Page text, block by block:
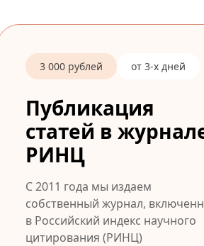
3 000 рублей от 3-х дней
Публикация
статей в
РИНЦ
С 2011 года мы издаем
собственный журнал,
в Российский индекс научного
цитирования (РИНЦ)